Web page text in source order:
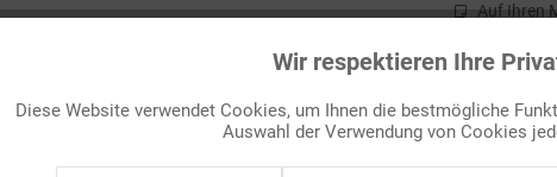
Auf Ihren
über) Jesus (kath 7/8)"
Wir respektieren Ihre
Diese Website verwendet Cookies, um Ihnen die bestmögliche
Auswahl der Verwendung von Cookies